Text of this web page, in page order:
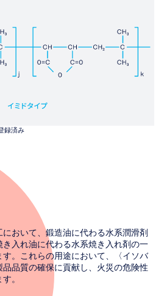
録済み
において、鍛造油に代わる水系潤滑剤
入れ油に代わる水系焼き入れ剤の一
。これらの用途において、〈イソバ
品質の確保に貢献し、火災の危険性
。